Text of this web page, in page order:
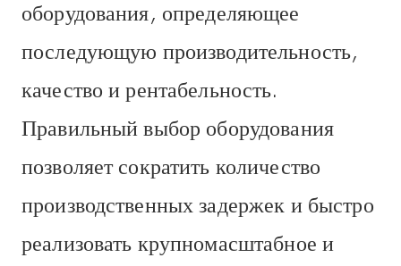
оборудования, определяющее
последующую производительность,
качество и рентабельность.
Правильный выбор оборудования
позволяет сократить количество
производственных задержек и быстро
реализовать крупномасштабное и